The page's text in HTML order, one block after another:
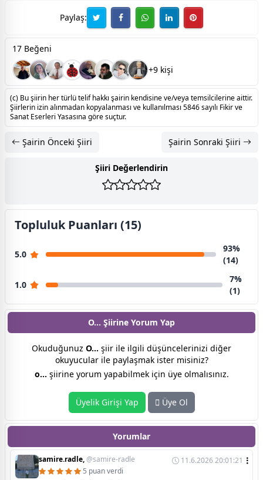
Paylaş:
17 Beğeni
+9 kişi
(c) Bu şiirin her türlü telif hakkı şairin kendisine ve/veya temsilcilerine aittir.
Şiirlerin izin alınmadan kopyalanması ve kullanılması 5846 sayılı Fikir ve
Sanat Eserleri Yasasına göre suçtur.
Şairin Önceki Şiiri Şairin Sonraki Şiiri
Şiiri Değerlendirin
Topluluk Puanları (15)
5.0
93%
(14)
1.0
7%
(1)
O... Şiirine Yorum Yap
Okuduğunuz O... şiir ile ilgili düşüncelerinizi diğer
okuyucular ile paylaşmak ister misiniz?
o... şiirine yorum yapabilmek için üye olmalısınız.
Üyelik Girişi Yap Üye Ol
Yorumlar
samire.radle,@samire-radle
11.6.2026 20:01:21
5 puan verdi